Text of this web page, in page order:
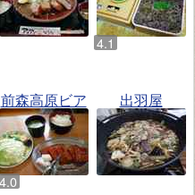
前森高原ビア 出羽屋